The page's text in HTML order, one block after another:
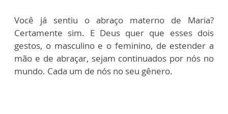
Você já sentiu o abraço materno de Maria?
Certamente sim. E Deus quer que esses dois
gestos, o masculino e o feminino, de estender a
mão e de abraçar, sejam continuados por nós no
mundo. Cada um de nós no seu gênero.